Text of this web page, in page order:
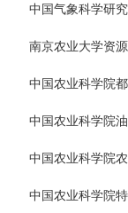
中国气象科学研
南京农业大学资
中国农业科学院
中国农业科学院
中国农业科学院
中国农业科学院